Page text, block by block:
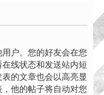
户。您的好友会在您
线状态和发送站内短
的文章也会以高亮显
他的帖子将自动对您